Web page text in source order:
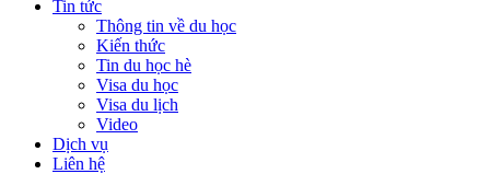
Tin tức
Thông tin về du học
Kiến thức
Tin du học hè
Visa du học
Visa du lịch
Video
Dịch vụ
Liên hệ